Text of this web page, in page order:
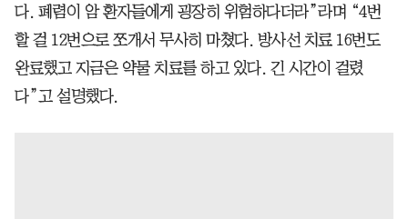
다. 폐렴이 암 환자들에게 굉장히 위험하다더라”라며 “4번
할 걸 12번으로 쪼개서 무사히 마쳤다. 방사선 치료 16번도
완료했고 지금은 약물 치료를 하고 있다. 긴 시간이 걸렸
다”고 설명했다.